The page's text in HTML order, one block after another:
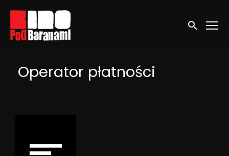
Linki ułatwień dostępu
Wyszukaj
Operator płatności